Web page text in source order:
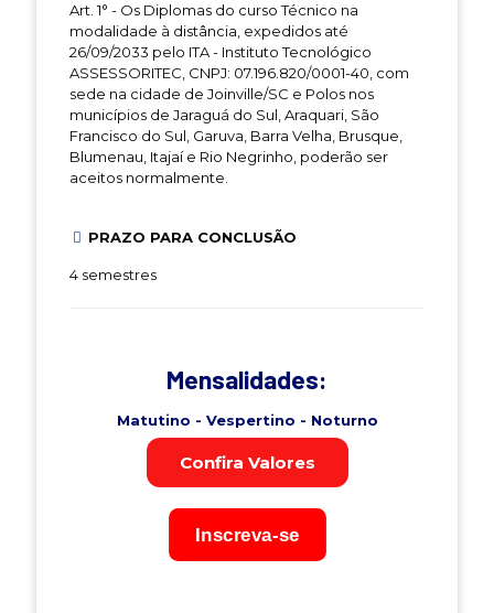
Art. 1° - Os Diplomas do curso Técnico na
modalidade à distância, expedidos até
26/09/2033 pelo ITA - Instituto Tecnológico
ASSESSORITEC, CNPJ: 07.196.820/0001-40, com
sede na cidade de Joinville/SC e Polos nos
municípios de Jaraguá do Sul, Araquari, São
Francisco do Sul, Garuva, Barra Velha, Brusque,
Blumenau, Itajaí e Rio Negrinho, poderão ser
aceitos normalmente.
PRAZO PARA CONCLUSÃO
4 semestres
Mensalidades:
Matutino - Vespertino - Noturno
Confira Valores
Inscreva-se